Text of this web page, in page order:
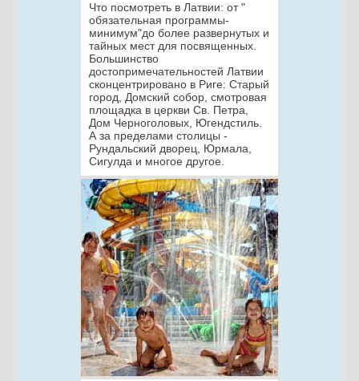
Что посмотреть в Латвии: от "
обязательная программы-
минимум"до более развернутых и
тайных мест для посвященных.
Большинство
достопримечательностей Латвии
сконцентрировано в Риге: Старый
город, Домский собор, смотровая
площадка в церкви Св. Петра,
Дом Черноголовых, Югендстиль.
А за пределами столицы -
Рундальский дворец, Юрмала,
Сигулда и многое другое.